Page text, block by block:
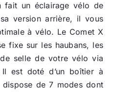
fait un éclairage vélo de
version arrière, il vous
à vélo. Le Comet X
fixe sur les haubans, les
selle de votre vélo via
Il est doté d’un boîtier à
de 7 modes dont